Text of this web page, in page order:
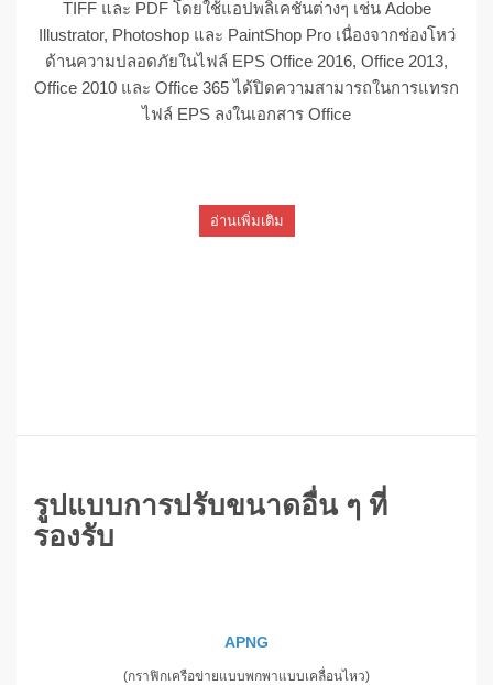
TIFF และ PDF โดยใช้แอปพลิเคชันต่างๆ เช่น Adobe
Illustrator, Photoshop และ PaintShop Pro เนื่องจากช่องโหว่
ด้านความปลอดภัยในไฟล์ EPS Office 2016, Office 2013,
Office 2010 และ Office 365 ได้ปิดความสามารถในการแทรก
ไฟล์ EPS ลงในเอกสาร Office
อ่านเพิ่มเติม
รูปแบบการปรับขนาดอื่น ๆ ที่
รองรับ
APNG
(กราฟิกเครือข่ายแบบพกพาแบบเคลื่อนไหว)